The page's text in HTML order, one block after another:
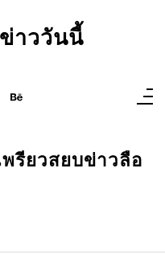
าววันนี้
รียวสยบข่าวลือ